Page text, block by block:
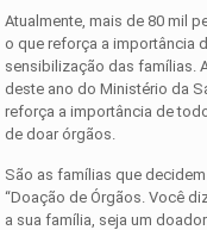
Atualmente, mais de 80 mil
o que reforça a importância
sensibilização das famílias.
deste ano do Ministério da
reforça a importância de
de doar órgãos.
São as famílias que
“Doação de Órgãos. Você
a sua família, seja um